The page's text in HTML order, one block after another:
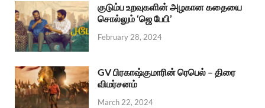
குடும்ப உறவுகளின் அழகான கதையை
சொல்லும் ‘ஜெ பேபி’
February 28, 2024
GV பிரகாஷ்குமாரின் ரெபெல் – திரை
விமர்சனம்
March 22, 2024